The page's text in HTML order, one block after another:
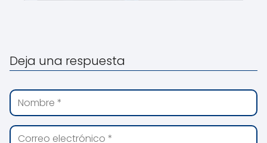
Deja una respuesta